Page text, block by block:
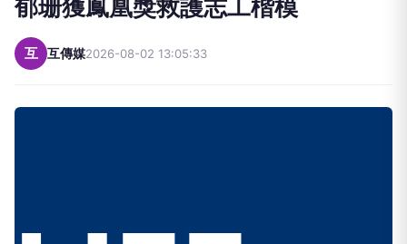
互 互傳媒 2026-08-02 13:05:33